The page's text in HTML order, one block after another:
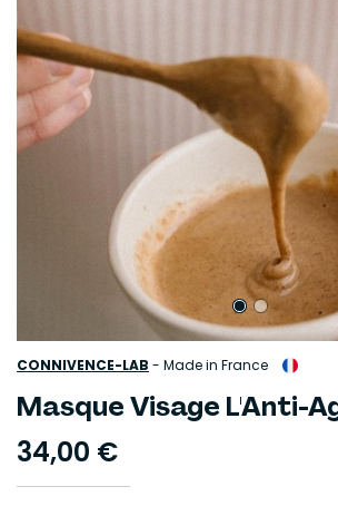
CONNIVENCE-LAB - Made in France
Masque Visage L'Anti-
34,00 €